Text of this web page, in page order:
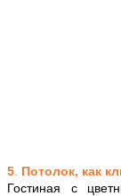
5 Потолок, как
Гостиная с